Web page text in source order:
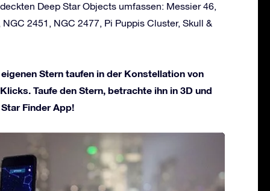
Deep Star Objects umfassen: Messier 46,
2451, NGC 2477, Pi Puppis Cluster, Skull &
Stern taufen in der Konstellation von
Taufe den Stern, betrachte ihn in 3D und
Finder App!